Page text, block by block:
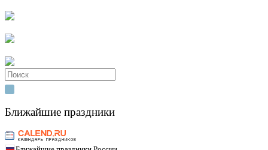
Search
for:
Ближайшие праздники